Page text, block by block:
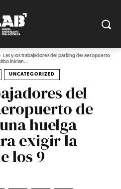
Las y los trabajadores del parking del aeropuerto
inician...
UNCATEGORIZED
del
de
huelga
exigir la
los 9